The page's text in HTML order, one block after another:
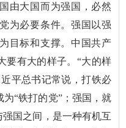
由大国而为强国，必然
为必要条件。强国以强
目标和支撑。中国共产
要有大的样子。“大的样
平总书记常说，打铁必
“铁打的党”；强国，就
国之间，是一种有机互